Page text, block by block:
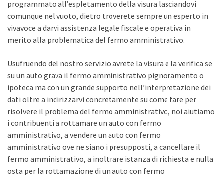
programmato all’espletamento della visura lasciandovi
comunque nel vuoto, dietro troverete sempre un esperto in
vivavoce a darvi assistenza legale fiscale e operativa in
merito alla problematica del fermo amministrativo.
Usufruendo del nostro servizio avrete la visura e la verifica se
su un auto grava il fermo amministrativo pignoramento o
ipoteca ma con un grande supporto nell’interpretazione dei
dati oltre a indirizzarvi concretamente su come fare per
risolvere il problema del fermo amministrativo, noi aiutiamo
i contribuenti a rottamare un auto con fermo
amministrativo, a vendere un auto con fermo
amministrativo ove ne siano i presupposti, a cancellare il
fermo amministrativo, a inoltrare istanza di richiesta e nulla
osta per la rottamazione di un auto con fermo